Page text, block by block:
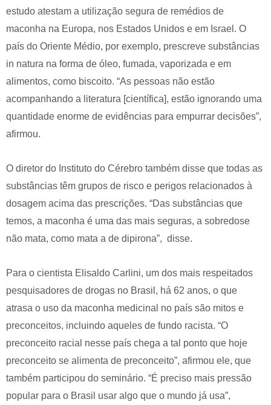
estudo atestam a utilização segura de remédios de
maconha na Europa, nos Estados Unidos e em Israel. O
país do Oriente Médio, por exemplo, prescreve substâncias
in natura na forma de óleo, fumada, vaporizada e em
alimentos, como biscoito. “As pessoas não estão
acompanhando a literatura [científica], estão ignorando uma
quantidade enorme de evidências para empurrar decisões”,
afirmou.
O diretor do Instituto do Cérebro também disse que todas as
substâncias têm grupos de risco e perigos relacionados à
dosagem acima das prescrições. “Das substâncias que
temos, a maconha é uma das mais seguras, a sobredose
não mata, como mata a de dipirona”, disse.
Para o cientista Elisaldo Carlini, um dos mais respeitados
pesquisadores de drogas no Brasil, há 62 anos, o que
atrasa o uso da maconha medicinal no país são mitos e
preconceitos, incluindo aqueles de fundo racista. “O
preconceito racial nesse país chega a tal ponto que hoje
preconceito se alimenta de preconceito”, afirmou ele, que
também participou do seminário. “É preciso mais pressão
popular para o Brasil usar algo que o mundo já usa”,